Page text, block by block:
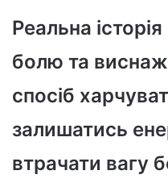
Реальна
болю та
спосіб
залишатись
втрачати вагу